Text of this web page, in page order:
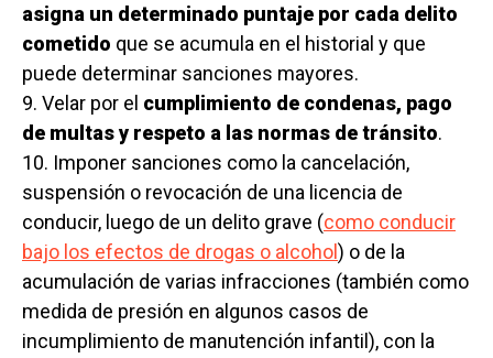
asigna un determinado puntaje por cada delito
cometido que se acumula en el historial y que
puede determinar sanciones mayores.
9. Velar por el cumplimiento de condenas, pago
de multas y respeto a las normas de tránsito.
10. Imponer sanciones como la cancelación,
suspensión o revocación de una licencia de
conducir, luego de un delito grave (como conducir
bajo los efectos de drogas o alcohol) o de la
acumulación de varias infracciones (también como
medida de presión en algunos casos de
incumplimiento de manutención infantil), con la